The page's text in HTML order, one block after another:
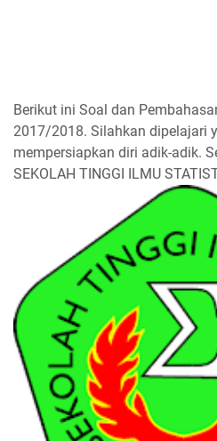
Berikut ini Soal dan
2017/2018. Silahkan dipelajari
mempersiapkan diri adik-adik.
SEKOLAH TINGGI ILMU